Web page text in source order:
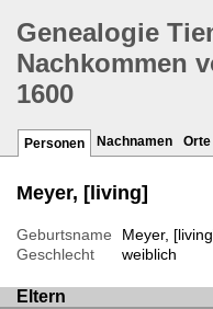
Genealogie
Nachkommen
1600
Personen Nachnamen Orte
Meyer, [living]
Geburtsname
Meyer,
Geschlecht
weiblich
Eltern